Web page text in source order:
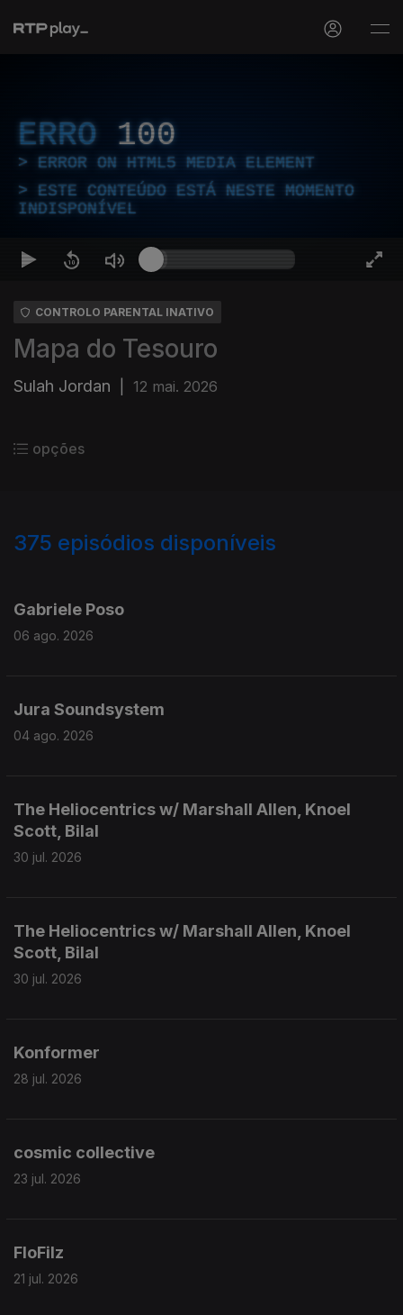
ERRO 100
ERROR ON HTML5 MEDIA ELEMENT
ESTE CONTEÚDO ESTÁ NESTE MOMENTO
INDISPONÍVEL
CONTROLO PARENTAL INATIVO
Mapa do Tesouro
Sulah Jordan 12 mai. 2026
opções
375 episódios disponíveis
Gabriele Poso
06 ago. 2026
Jura Soundsystem
04 ago. 2026
The Heliocentrics w/ Marshall Allen, Knoel
Scott, Bilal
30 jul. 2026
The Heliocentrics w/ Marshall Allen, Knoel
Scott, Bilal
30 jul. 2026
Konformer
28 jul. 2026
cosmic collective
23 jul. 2026
FloFilz
21 jul. 2026